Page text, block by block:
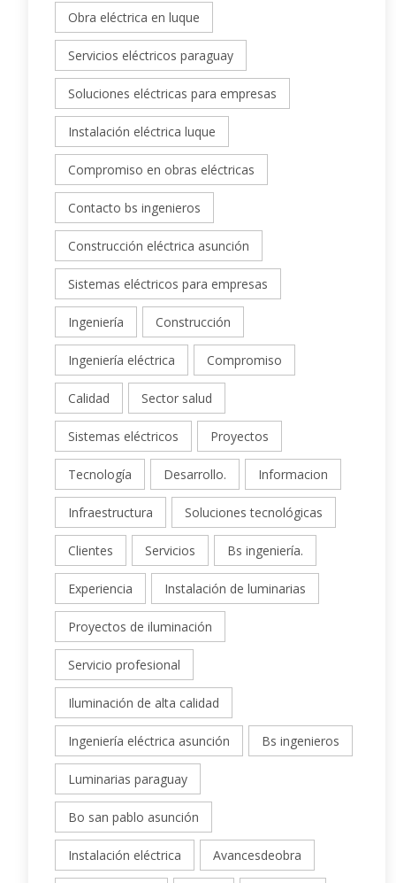
Obra eléctrica en luque
Servicios eléctricos paraguay
Soluciones eléctricas para empresas
Instalación eléctrica luque
Compromiso en obras eléctricas
Contacto bs ingenieros
Construcción eléctrica asunción
Sistemas eléctricos para empresas
Ingeniería Construcción
Ingeniería eléctrica Compromiso
Calidad Sector salud
Sistemas eléctricos Proyectos
Tecnología Desarrollo. Informacion
Infraestructura Soluciones tecnológicas
Clientes Servicios Bs ingeniería.
Experiencia Instalación de luminarias
Proyectos de iluminación
Servicio profesional
Iluminación de alta calidad
Ingeniería eléctrica asunción Bs ingenieros
Luminarias paraguay
Bo san pablo asunción
Instalación eléctrica Avancesdeobra